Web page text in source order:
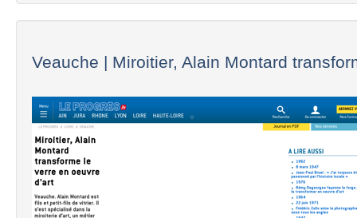
Veauche | Miroitier, Alain Montard